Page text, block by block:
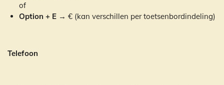
of
Option + E→ € (kan verschillen per toetsenbordindeling)
Telefoon